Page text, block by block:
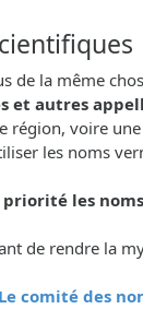
de la même
et autres
région, voire
les noms
les
de rendre la
Le comité des